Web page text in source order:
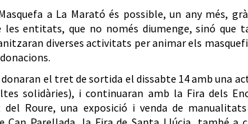
Masquefa a La Marató és possible, un any més,
entitats, que no només diumenge, sinó que
diverses activitats per animar els
el tret de sortida el dissabte 14 amb una
solidàries), i continuaran amb la Fira dels
del Roure, una exposició i venda de manualitats